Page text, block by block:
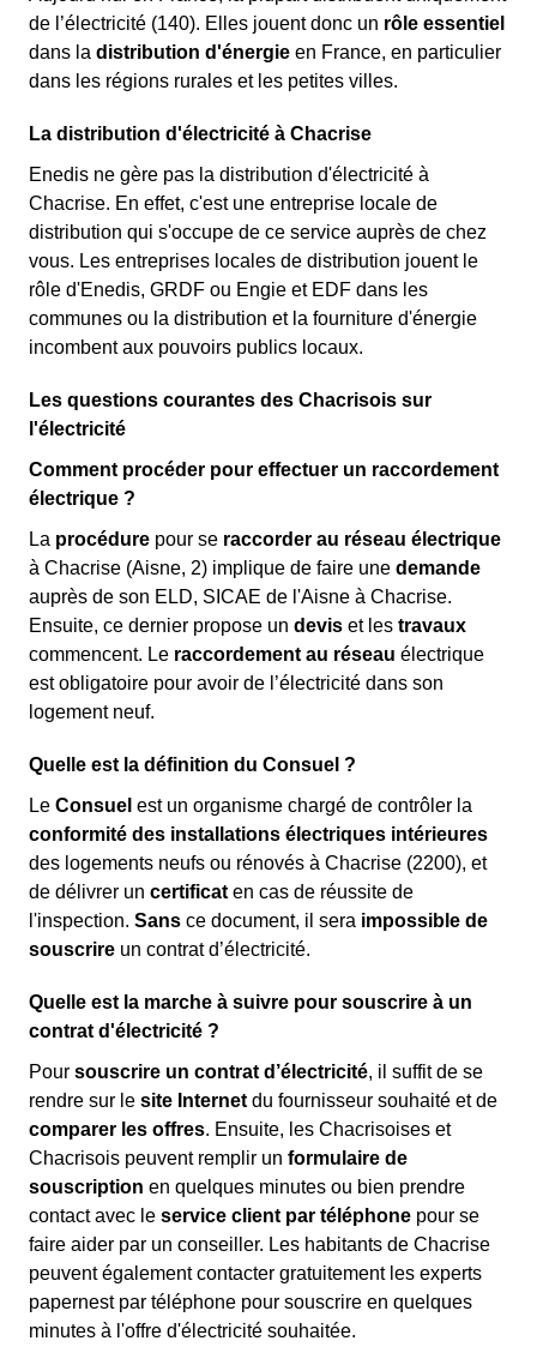
de l’électricité (140). Elles jouent donc un rôle essentiel
dans la distribution d'énergie en France, en particulier
dans les régions rurales et les petites villes.
La distribution d'électricité à Chacrise
Enedis ne gère pas la distribution d'électricité à
Chacrise. En effet, c'est une entreprise locale de
distribution qui s'occupe de ce service auprès de chez
vous. Les entreprises locales de distribution jouent le
rôle d'Enedis, GRDF ou Engie et EDF dans les
communes ou la distribution et la fourniture d'énergie
incombent aux pouvoirs publics locaux.
Les questions courantes des Chacrisois sur
l'électricité
Comment procéder pour effectuer un raccordement
électrique ?
La procédure pour se raccorder au réseau électrique
à Chacrise (Aisne, 2) implique de faire une demande
auprès de son ELD, SICAE de l'Aisne à Chacrise.
Ensuite, ce dernier propose un devis et les travaux
commencent. Le raccordement au réseau électrique
est obligatoire pour avoir de l’électricité dans son
logement neuf.
Quelle est la définition du Consuel ?
Le Consuel est un organisme chargé de contrôler la
conformité des installations électriques intérieures
des logements neufs ou rénovés à Chacrise (2200), et
de délivrer un certificat en cas de réussite de
l'inspection. Sans ce document, il sera impossible de
souscrire un contrat d’électricité.
Quelle est la marche à suivre pour souscrire à un
contrat d'électricité ?
Pour souscrire un contrat d’électricité, il suffit de se
rendre sur le site Internet du fournisseur souhaité et de
comparer les offres. Ensuite, les Chacrisoises et
Chacrisois peuvent remplir un formulaire de
souscription en quelques minutes ou bien prendre
contact avec le service client par téléphone pour se
faire aider par un conseiller. Les habitants de Chacrise
peuvent également contacter gratuitement les experts
papernest par téléphone pour souscrire en quelques
minutes à l'offre d'électricité souhaitée.